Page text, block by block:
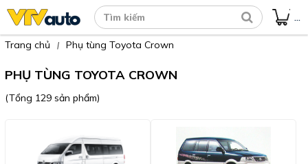
Trang chủ | Phụ tùng Toyota Crown
PHỤ TÙNG TOYOTA CROWN
(Tổng 129 sản phẩm)